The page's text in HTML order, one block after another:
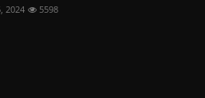
2024 5598